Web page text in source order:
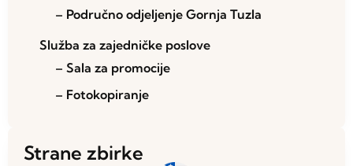
– Područno odjeljenje Gornja Tuzla
Služba za zajedničke poslove
– Sala za promocije
– Fotokopiranje
Strane zbirke